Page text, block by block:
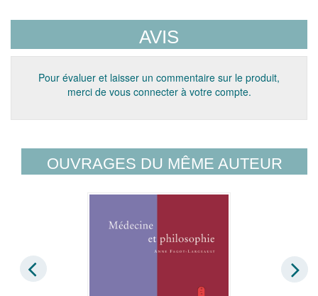
AVIS
Pour évaluer et laisser un commentaire sur le produit,
merci de vous connecter à votre compte.
OUVRAGES DU MÊME AUTEUR